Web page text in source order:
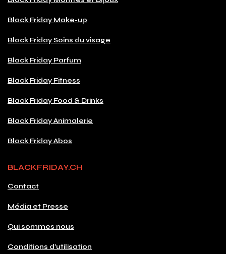
Black Friday Make-up
Black Friday Soins du visage
Black Friday Parfum
Black Friday Fitness
Black Friday Food & Drinks
Black Friday Animalerie
Black Friday Abos
BLACKFRIDAY.CH
Contact
Média et Presse
Qui sommes nous
Conditions d'utilisation